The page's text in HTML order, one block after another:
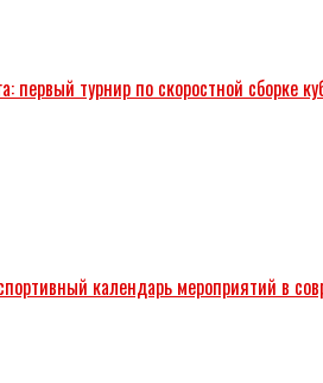
первый турнир по скоростной сборке
календарь мероприятий в